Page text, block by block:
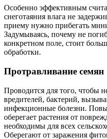
Особенно эффективным
снеготаяния влага не
приему нужно прибегать
Задумываясь, почему не
конкретном поле, стоит
обработки.
Протравливание семян
Проводится для того, чтобы
вредителей, бактерий,
инфекционные болезни.
оберегает растения от
необходимы для всех
Оберегают от заражения